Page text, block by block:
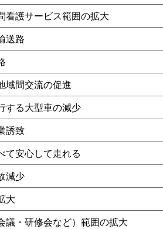
看護サービス範囲の拡大
送路
域間交流の促進
する大型車の減少
誘致
て安心して走れる
減少
大
議・研修会など）範囲の拡大